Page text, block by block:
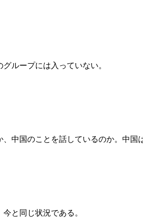
ループには入っていない。
中国のことを話しているのか。中国
と同じ状況である。